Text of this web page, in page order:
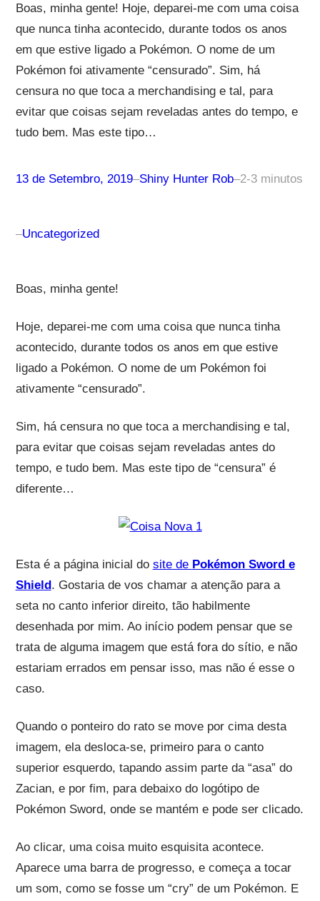
Boas, minha gente! Hoje, deparei-me com uma coisa
que nunca tinha acontecido, durante todos os anos
em que estive ligado a Pokémon. O nome de um
Pokémon foi ativamente “censurado”. Sim, há
censura no que toca a merchandising e tal, para
evitar que coisas sejam reveladas antes do tempo, e
tudo bem. Mas este tipo…
13 de Setembro, 2019–Shiny Hunter Rob–2-3 minutos
–Uncategorized
Boas, minha gente!
Hoje, deparei-me com uma coisa que nunca tinha
acontecido, durante todos os anos em que estive
ligado a Pokémon. O nome de um Pokémon foi
ativamente “censurado”.
Sim, há censura no que toca a merchandising e tal,
para evitar que coisas sejam reveladas antes do
tempo, e tudo bem. Mas este tipo de “censura” é
diferente…
Esta é a página inicial do site de Pokémon Sword e
Shield. Gostaria de vos chamar a atenção para a
seta no canto inferior direito, tão habilmente
desenhada por mim. Ao início podem pensar que se
trata de alguma imagem que está fora do sítio, e não
estariam errados em pensar isso, mas não é esse o
caso.
Quando o ponteiro do rato se move por cima desta
imagem, ela desloca-se, primeiro para o canto
superior esquerdo, tapando assim parte da “asa” do
Zacian, e por fim, para debaixo do logótipo de
Pokémon Sword, onde se mantém e pode ser clicado.
Ao clicar, uma coisa muito esquisita acontece.
Aparece uma barra de progresso, e começa a tocar
um som, como se fosse um “cry” de um Pokémon. E